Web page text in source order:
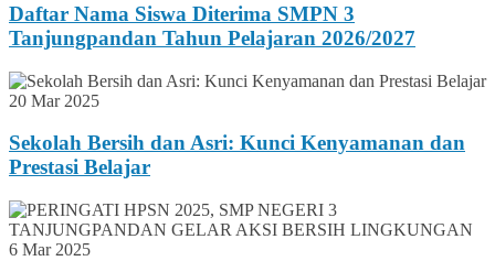
Daftar Nama Siswa Diterima SMPN 3
Tanjungpandan Tahun Pelajaran 2026/2027
20 Mar 2025
Sekolah Bersih dan Asri: Kunci Kenyamanan dan
Prestasi Belajar
6 Mar 2025